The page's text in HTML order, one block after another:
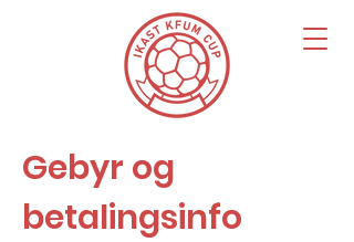
Gebyr og
betalingsinfo